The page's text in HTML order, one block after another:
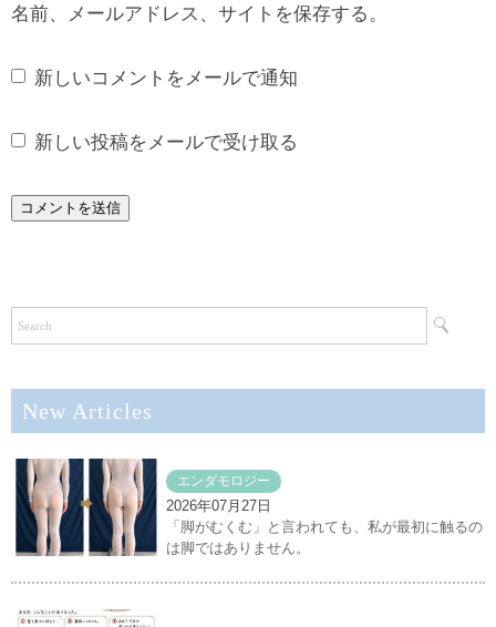
名前、メールアドレス、サイトを保存する。
新しいコメントをメールで通知
新しい投稿をメールで受け取る
New Articles
エンダモロジー
2026年07月27日
「脚がむくむ」と言われても、私が最初に触るの
は脚ではありません。